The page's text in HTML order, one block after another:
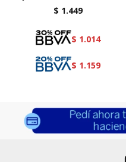
TAB
$ 1.449
$ 1.014
$ 1.159